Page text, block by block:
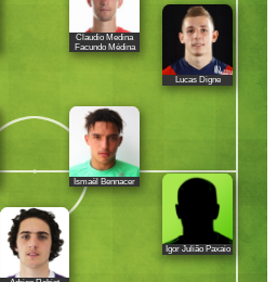
Claudio Medina
Facundo Médina
Lucas Digne
Ismaël Bennacer
Igor Julião Paxaio